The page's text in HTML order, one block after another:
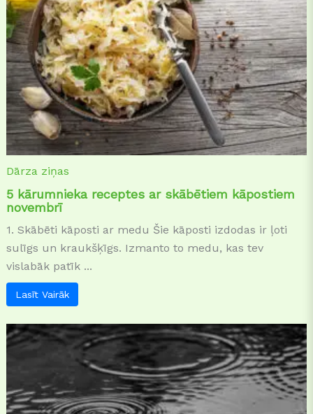
Dārza ziņas
5 kārumnieka receptes ar skābētiem kāpostiem
novembrī
1. Skābēti kāposti ar medu Šie kāposti izdodas ir ļoti
sulīgs un kraukšķīgs. Izmanto to medu, kas tev
vislabāk patīk ...
Lasīt Vairāk